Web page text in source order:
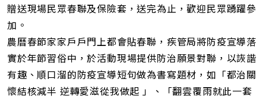
贈送現場民眾春聯及保險套，送完為止，歡迎民眾踴躍參
加。
農曆春節家家戶戶門上都會貼春聯，疾管局將防疫宣導落
實於年節習俗中，於活動現場提供防治願景對聯，以詼諧
有趣、順口溜的防疫宣導短句做為書寫題材，如「都治關
懷結核減半 逆轉愛滋從我做起 」、「翻雲覆雨就此一套